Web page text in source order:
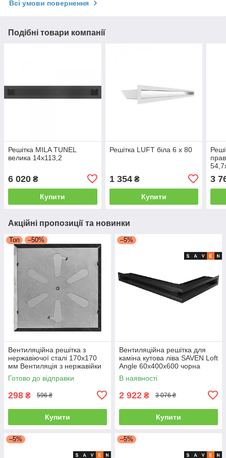
Всі умови повернення
Подібні товари компанії
Решітка MILA TUNEL
велика 14x113,2
6 020 ₴
Купити
Решітка LUFT біла 6 x 80
1 354₴
Купити
3
Акційні пропозиції та новинки
Топ –50%
Вентиляційна решітка з
нержавіючої сталі 170x170
мм Вентиляція з нержавійки
для печі
Готово до відправки
298 ₴ 596 ₴
Купити
–5%
Вентиляційна решітка для
каміна кутова ліва SAVEN Loft
Angle 60х400х600 чорна
В наявності
2 922 ₴ 3 076 ₴
Купити
–5% –5%